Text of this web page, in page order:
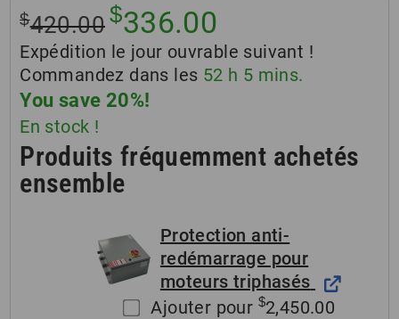
$420.00 Le
prix
initial
était :
$420.00.
$336.00
actuel
est :
Expédition le jour ouvrable suivant !
Commandez dans les 52 h 5 mins.
You save 20%!
En stock !
Produits fréquemment achetés
ensemble
Protection anti-
redémarrage pour
moteurs triphasés
Ajouter pour $2,450.00